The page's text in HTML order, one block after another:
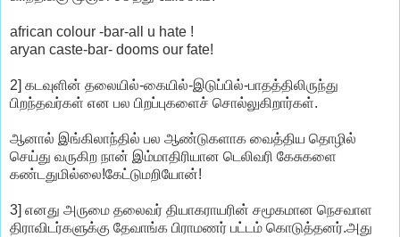
african colour -bar-all u hate !
aryan caste-bar- dooms our fate!
2] கடவுளின் தலையில்-கையில்-இடுப்பில்-பாதத்திலிருந்து
பிறந்தவர்கள் என பல பிறப்புகளைச் சொல்லுகிறார்கள்.
ஆனால் இங்கிலாந்தில் பல ஆண்டுகளாக வைத்திய தொழில்
செய்து வருகிற நான் இம்மாதிரியான டெலிவரி கேசுகளை
கண்டதுமில்லை!கேட்டுமறியோன்!
3] எனது அருமை தலைவர் தியாகராயரின் சமூகமான நெசவாள
திராவிடர்களுக்கு தேவாங்க பிராமணர் பட்டம் கொடுத்தனர்.அது